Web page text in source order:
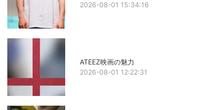
2026-08-01 15:34:16
ATEEZ映画の魅力
2026-08-01 12:22:31